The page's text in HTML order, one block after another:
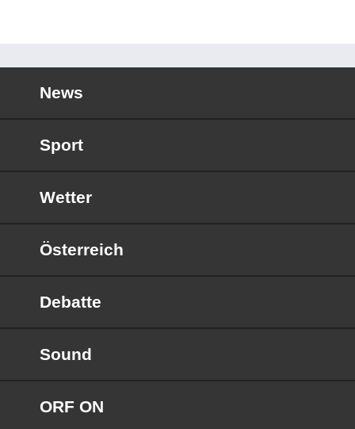
News
Sport
Wetter
Österreich
Debatte
Sound
ORF ON